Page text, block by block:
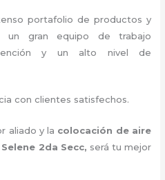
portafolio de productos y
un gran equipo de trabajo
y un alto nivel de
con clientes satisfechos.
aliado y la colocación de aire
2da Secc, será tu mejor